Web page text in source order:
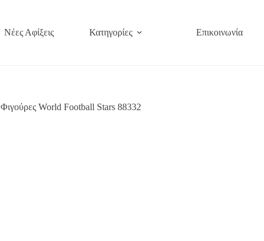
Νέες Αφίξεις Κατηγορίες Επικοινωνία
Φιγούρες World Football Stars 88332